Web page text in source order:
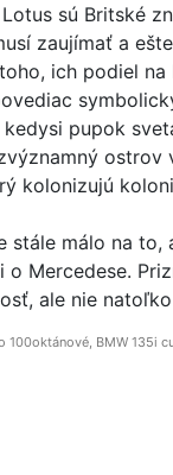
sú Britské
zaujímať a
ich podiel na
pupok
ostrov
kolonizujú
stále málo na to,
o Mercedese.
ale nie
100oktánové, BMW 135i